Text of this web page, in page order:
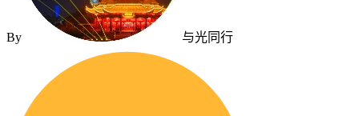
By 与光同行